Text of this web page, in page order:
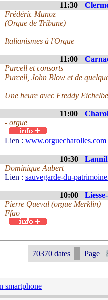
11:30
Frédéric Munoz
(Orgue de Tribune)
Italianismes à l'Orgue
11:00
Purcell et consorts
Purcell, John Blow et de
Une heure avec Freddy
11:00
- orgue
Lien : www.orguecharolles.com
10:30
Dominique Aubert
Lien : sauvegarde-du-
10:00
Pierre Queval (orgue Merklin)
Ffao
70370 dates Page
smartphone